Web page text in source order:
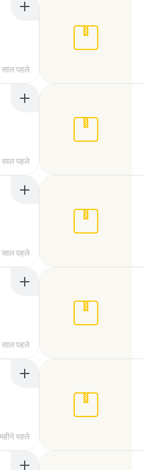
साल पहले
पहले
साल पहले
साल पहले
पहले